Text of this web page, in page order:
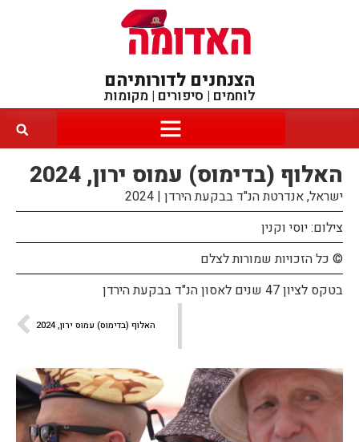
הצנחנים לדורותיהם
לוחמים | סיפורים | מקומות
האלוף (בדימוס) עמוס ירון, 2024
ישראל, אנדרטת הנ"ד בבקעת הירדן | 2024
צילום: יוסי וקנין
© כל הזכויות שמורות לצלם
בטקס לציון 47 שנים לאסון הנ"ד בבקעת הירדן
האלוף (בדימוס) עמוס ירון, 2024